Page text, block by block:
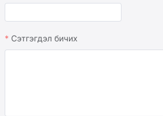
Сэтгэгдэл бичих